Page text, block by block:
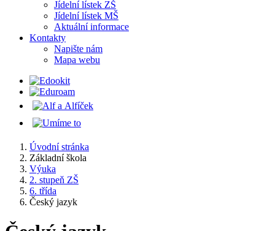
Jídelní lístek ZŠ
Jídelní lístek MŠ
Aktuální informace
Kontakty
Napište nám
Mapa webu
Úvodní stránka
Základní škola
Výuka
2. stupeň ZŠ
6. třída
Český jazyk